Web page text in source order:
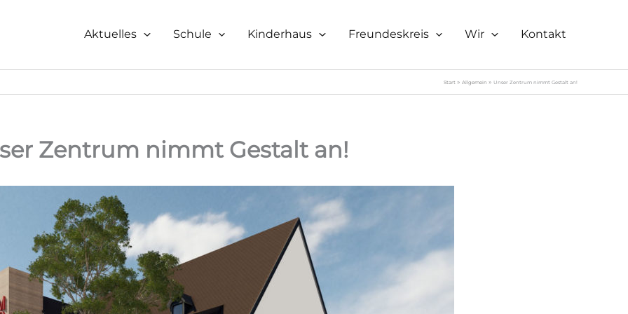
Aktuelles Schule Kinderhaus Freundeskreis Wir Kontakt
Start Allgemein Unser Zentrum nimmt Gestalt an!
Zentrum nimmt Gestalt an!